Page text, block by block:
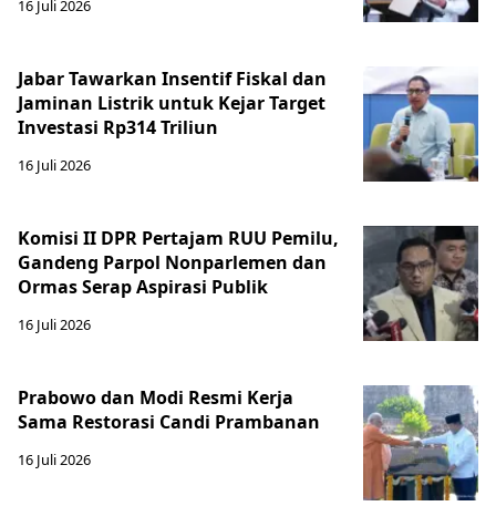
16 Juli 2026
Jabar Tawarkan Insentif Fiskal dan
Jaminan Listrik untuk Kejar Target
Investasi Rp314 Triliun
16 Juli 2026
Komisi II DPR Pertajam RUU Pemilu,
Gandeng Parpol Nonparlemen dan
Ormas Serap Aspirasi Publik
16 Juli 2026
Prabowo dan Modi Resmi Kerja
Sama Restorasi Candi Prambanan
16 Juli 2026